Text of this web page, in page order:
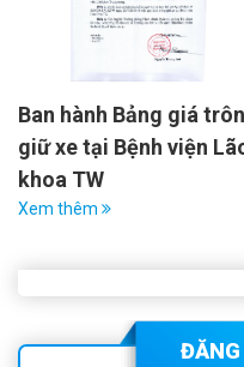
Ban hành Bảng giá
giữ xe tại Bệnh viện
khoa TW
Xem thêm
ĐĂNG